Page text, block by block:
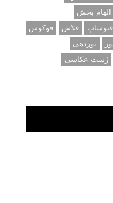
بخش
فتوشاپ فلاش
فوکوس
نوردهی
ژست عکاسی